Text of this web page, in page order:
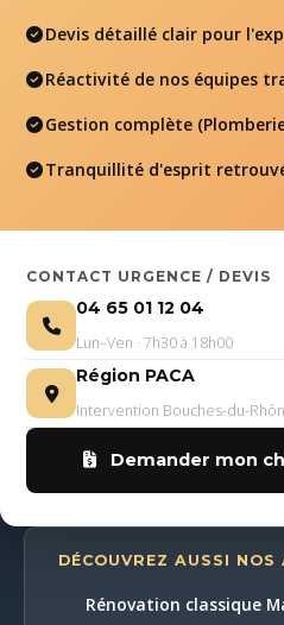
Devis détaillé clair pour
Réactivité de nos équipes
Gestion complète
Tranquillité d'esprit
CONTACT URGENCE / DEVIS
04 65 01 12 04
Lun–Ven · 7h30 à 18h00
Région PACA
Intervention Bouches-du-
Demander mon
DÉCOUVREZ AUSSI NOS
Rénovation classique